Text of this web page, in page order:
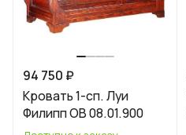
94 750 ₽
Кровать 1-сп. Луи
Филипп ОВ 08.01.900